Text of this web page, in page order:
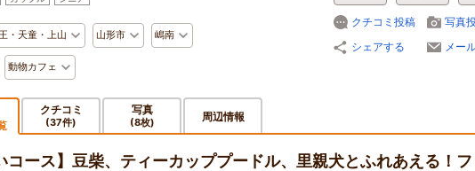
・天童・上山 山形市 嶋南
動物カフェ
クチコミ投稿
写真
シェアする
メー
クチコミ
(37件)
写真
(8枚) 周辺情報
コース】豆柴、ティーカッププードル、里親犬とふれあえる！